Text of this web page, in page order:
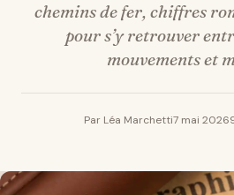
chemins de fer, chiffres
pour s’y retrouver
mouvements et
Par Léa Marchetti7 mai 2026